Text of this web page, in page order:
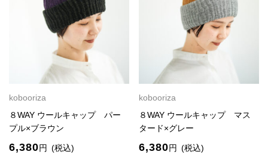
kobooriza
８WAY ウールキャップ パー
プル×ブラウン
6,380円 (税込)
kobooriza
８WAY ウールキャップ マス
タード×グレー
6,380円 (税込)